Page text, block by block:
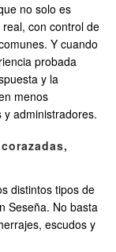
no solo es
con control de
Y cuando
probada
y la
menos
administradores.
distintos tipos de
Seseña. No basta
escudos y